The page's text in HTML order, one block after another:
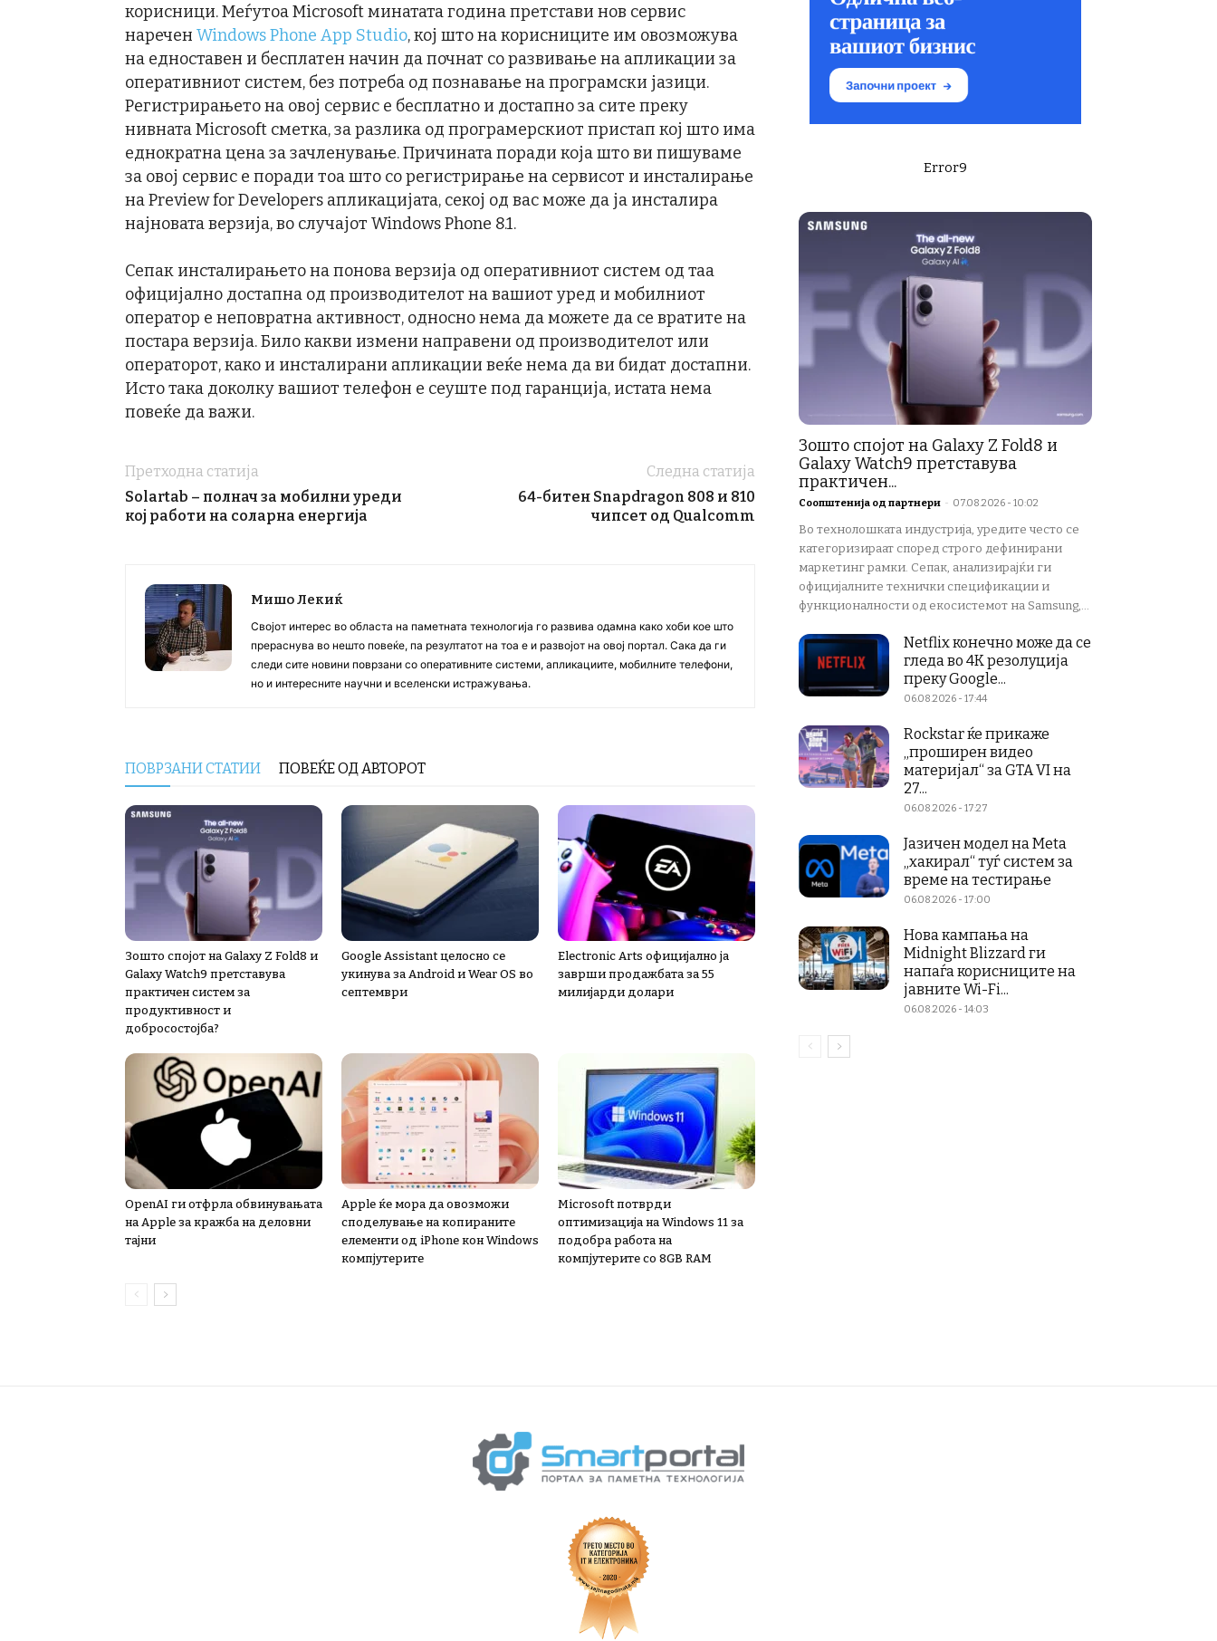
корисници. Меѓутоа Microsoft минатата година претстави нов сервис
наречен Windows Phone App Studio, кој што на корисниците им овозможува
на едноставен и бесплатен начин да почнат со развивање на апликации за
оперативниот систем, без потреба од познавање на програмски јазици.
Регистрирањето на овој сервис е бесплатно и достапно за сите преку
нивната Microsoft сметка, за разлика од програмерскиот пристап кој што има
еднократна цена за зачленување. Причината поради која што ви пишуваме
за овој сервис е поради тоа што со регистрирање на сервисот и инсталирање
на Preview for Developers апликацијата, секој од вас може да ја инсталира
најновата верзија, во случајот Windows Phone 8.1.
Сепак инсталирањето на понова верзија од оперативниот систем од таа
официјално достапна од производителот на вашиот уред и мобилниот
оператор е неповратна активност, односно нема да можете да се вратите на
постара верзија. Било какви измени направени од производителот или
операторот, како и инсталирани апликации веќе нема да ви бидат достапни.
Исто така доколку вашиот телефон е сеуште под гаранција, истата нема
повеќе да важи.
Претходна статија
Solartab – полнач за мобилни уреди
кој работи на соларна енергија
Следна статија
64-битен Snapdragon 808 и 810
чипсет од Qualcomm
Мишо Лекиќ
Својот интерес во областа на паметната технологија го развива одамна како хоби кое што
прераснува во нешто повеќе, па резултатот на тоа е и развојот на овој портал. Сака да ги
следи сите новини поврзани со оперативните системи, апликациите, мобилните телефони,
но и интересните научни и вселенски истражувања.
ПОВРЗАНИ СТАТИИ ПОВЕЌЕ ОД АВТОРОТ
Зошто спојот на Galaxy Z Fold8 и
Galaxy Watch9 претставува
практичен систем за
продуктивност и
добросостојба?
Google Assistant целосно се
укинува за Android и Wear OS во
септември
Electronic Arts официјално ја
заврши продажбата за 55
милијарди долари
OpenAI ги отфрла обвинувањата
на Apple за кражба на деловни
тајни
Apple ќе мора да овозможи
споделување на копираните
елементи од iPhone кон Windows
компјутерите
Microsoft потврди
оптимизација на Windows 11 за
подобра работа на
компјутерите со 8GB RAM
Error9
Зошто спојот на Galaxy Z Fold8 и
Galaxy Watch9 претставува
практичен...
Соопштенија од партнери - 07.08.2026 - 10:02
Во технолошката индустрија, уредите често се
категоризираат според строго дефинирани
маркетинг рамки. Сепак, анализирајќи ги
официјалните технички спецификации и
функционалности од екосистемот на Samsung,...
Netflix конечно може да се
гледа во 4K резолуција
преку Google...
06.08.2026 - 17:44
Rockstar ќе прикаже
„проширен видео
материјал“ за GTA VI на
27...
06.08.2026 - 17:27
Јазичен модел на Meta
„хакирал“ туѓ систем за
време на тестирање
06.08.2026 - 17:00
Нова кампања на
Midnight Blizzard ги
напаѓа корисниците на
јавните Wi-Fi...
06.08.2026 - 14:03